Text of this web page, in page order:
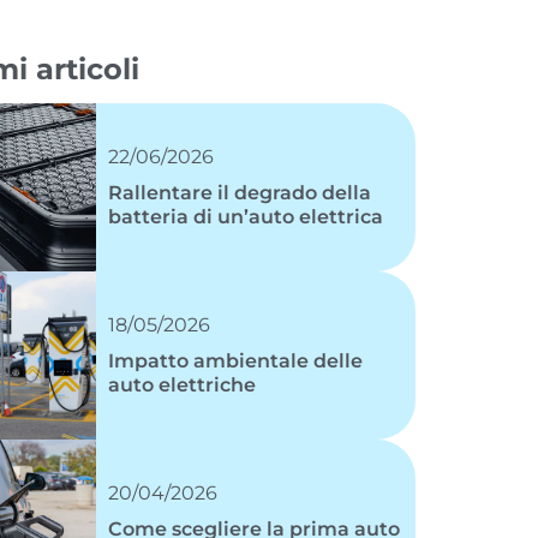
articoli
22/06/2026
Rallentare il degrado della
batteria di un’auto elettrica
18/05/2026
Impatto ambientale delle
auto elettriche
20/04/2026
Come scegliere la prima auto